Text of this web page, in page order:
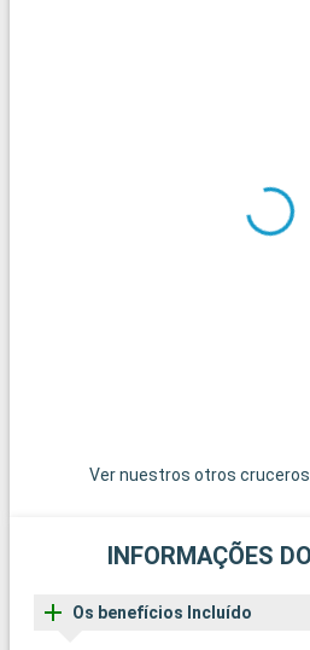
Ver nuestros otros
INFORMAÇÕES
Os benefícios Incluído